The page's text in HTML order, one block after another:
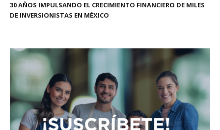
30 AÑOS IMPULSANDO EL CRECIMIENTO FINANCIERO DE MILES
DE INVERSIONISTAS EN MÉXICO